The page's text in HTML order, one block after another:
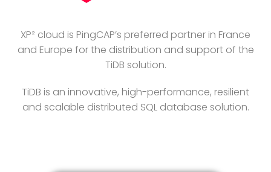
XP² cloud is PingCAP’s preferred partner in France
and Europe for the distribution and support of the
TiDB solution.
TiDB is an innovative, high-performance, resilient
and scalable distributed SQL database solution.